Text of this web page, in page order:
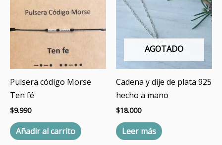
Pulsera código Morse
Ten fé
$9.990
Añadir al carrito
AGOTADO
Cadena y dije de plata 925
hecho a mano
$18.000
Leer más